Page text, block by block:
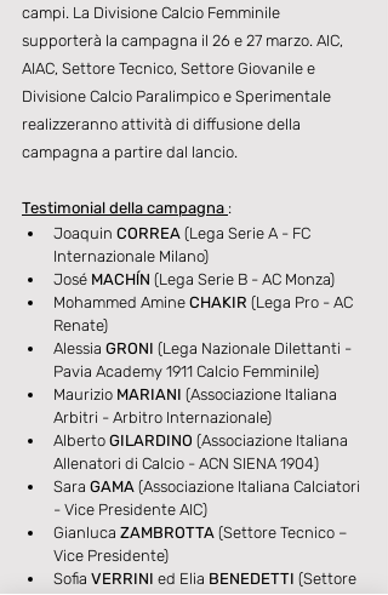
campi. La Divisione Calcio Femminile
supporterà la campagna il 26 e 27 marzo. AIC,
AIAC, Settore Tecnico, Settore Giovanile e
Divisione Calcio Paralimpico e Sperimentale
realizzeranno attività di diffusione della
campagna a partire dal lancio.
Testimonial della campagna :
Joaquin CORREA (Lega Serie A - FC
Internazionale Milano)
José MACHĺN (Lega Serie B - AC Monza)
Mohammed Amine CHAKIR (Lega Pro - AC
Renate)
Alessia GRONI (Lega Nazionale Dilettanti -
Pavia Academy 1911 Calcio Femminile)
Maurizio MARIANI (Associazione Italiana
Arbitri - Arbitro Internazionale)
Alberto GILARDINO (Associazione Italiana
Allenatori di Calcio - ACN SIENA 1904)
Sara GAMA (Associazione Italiana Calciatori
- Vice Presidente AIC)
Gianluca ZAMBROTTA (Settore Tecnico –
Vice Presidente)
Sofia VERRINI ed Elia BENEDETTI (Settore